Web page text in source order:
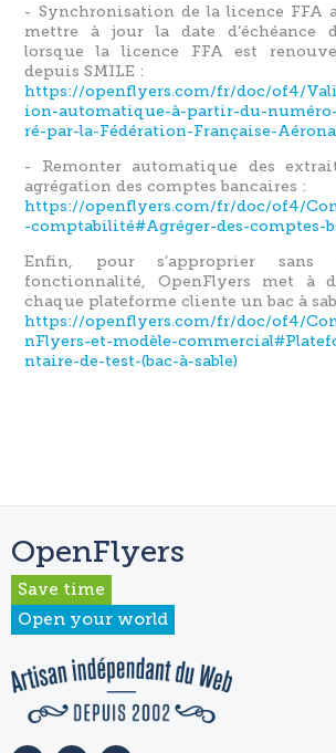
- Synchronisation de la licence FFA
mettre à jour la date d’échéance
lorsque la licence FFA est
depuis SMILE :
https://openflyers.com/fr/doc/of4/
ion-automatique-à-partir-du-
ré-par-la-Fédération-Française-
- Remonter automatique des
agrégation des comptes bancaires :
https://openflyers.com/fr/doc/of4/
-comptabilité#Agréger-des-comptes-
Enfin, pour s’approprier sans
fonctionnalité, OpenFlyers met à
chaque plateforme cliente un bac à
https://openflyers.com/fr/doc/of4/
nFlyers-et-modèle-
ntaire-de-test-(bac-à-sable)
OpenFlyers
Save time
Open your world